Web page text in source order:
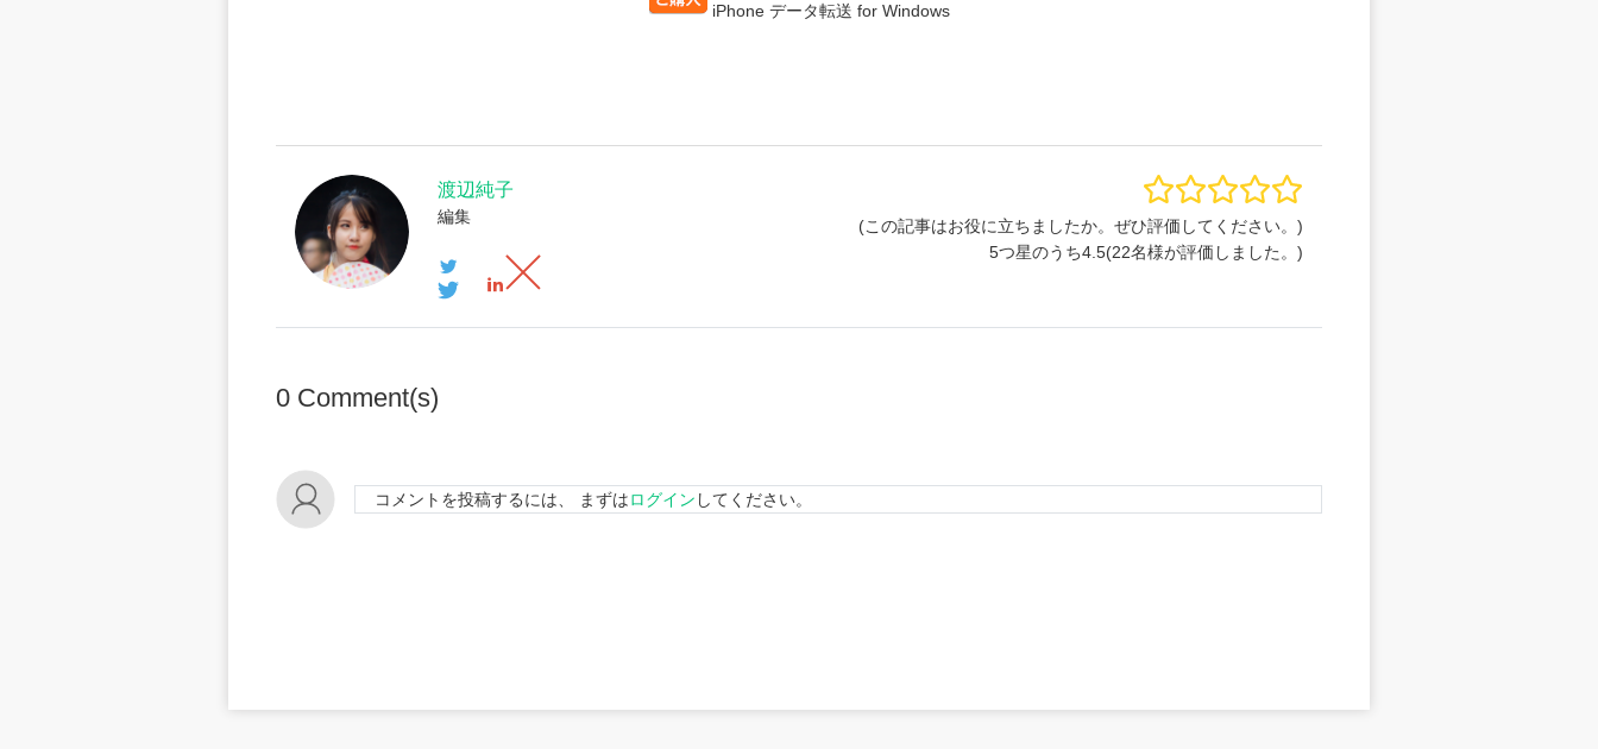
iPhone データ転送 for Windows
渡辺純子
編集
(この記事はお役に立ちましたか。ぜひ評価してください。)
5つ星のうち4.5(22名様が評価しました。)
0 Comment(s)
コメントを投稿するには、 まずはログイン してください。